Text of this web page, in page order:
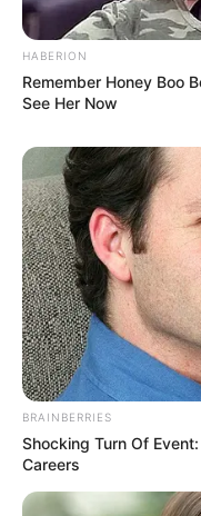
Fail! 10 Potret
Dimasak yang
Nggak Selera
10 Pose Manekin
Mainstream
Banget
HABERION
Remember Honey Boo
See Her Now
BRAINBERRIES
Shocking Turn Of
Careers